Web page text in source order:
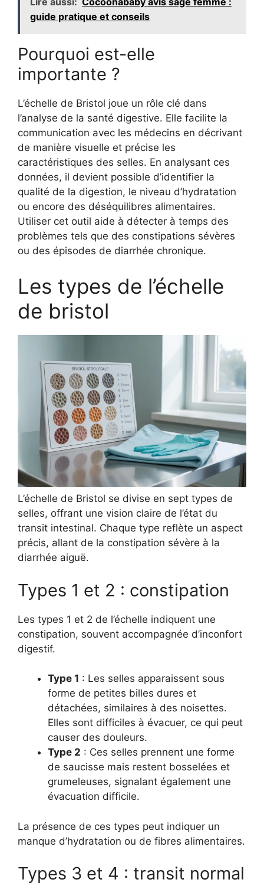
guide pratique et conseils
Pourquoi est-elle
importante ?
L’échelle de Bristol joue un rôle clé dans
l’analyse de la santé digestive. Elle facilite la
communication avec les médecins en décrivant
de manière visuelle et précise les
caractéristiques des selles. En analysant ces
données, il devient possible d’identifier la
qualité de la digestion, le niveau d’hydratation
ou encore des déséquilibres alimentaires.
Utiliser cet outil aide à détecter à temps des
problèmes tels que des constipations sévères
ou des épisodes de diarrhée chronique.
Les types de l’échelle
de bristol
L’échelle de Bristol se divise en sept types de
selles, offrant une vision claire de l’état du
transit intestinal. Chaque type reflète un aspect
précis, allant de la constipation sévère à la
diarrhée aiguë.
Types 1 et 2 : constipation
Les types 1 et 2 de l’échelle indiquent une
constipation, souvent accompagnée d’inconfort
digestif.
Type 1 : Les selles apparaissent sous
forme de petites billes dures et
détachées, similaires à des noisettes.
Elles sont difficiles à évacuer, ce qui peut
causer des douleurs.
Type 2 : Ces selles prennent une forme
de saucisse mais restent bosselées et
grumeleuses, signalant également une
évacuation difficile.
La présence de ces types peut indiquer un
manque d’hydratation ou de fibres alimentaires.
Types 3 et 4 : transit normal